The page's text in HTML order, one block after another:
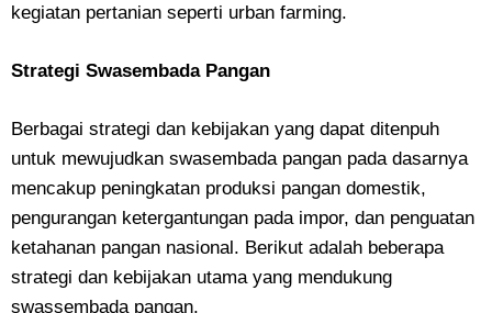
kegiatan pertanian seperti urban farming.
Strategi Swasembada Pangan
Berbagai strategi dan kebijakan yang dapat ditenpuh
untuk mewujudkan swasembada pangan pada dasarnya
mencakup peningkatan produksi pangan domestik,
pengurangan ketergantungan pada impor, dan penguatan
ketahanan pangan nasional. Berikut adalah beberapa
strategi dan kebijakan utama yang mendukung
swassembada pangan.